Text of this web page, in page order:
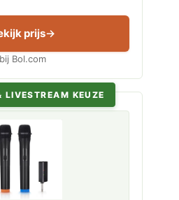
prijs
bij Bol.com
LIVESTREAM KEUZE